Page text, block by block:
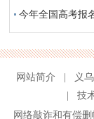
今年全国高考报
网站简介 义
技
网络敲诈和有偿